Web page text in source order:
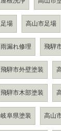
足場 高山市足場
雨漏れ修理 飛騨
飛騨市外壁塗装
飛騨市木部塗装
岐阜県塗装 高山